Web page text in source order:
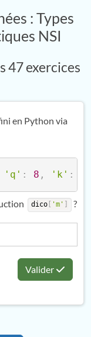
: Types
NSI
47 exercices
en Python via
'q' : 8 , 'k' :
dico 'm' ?
Valider